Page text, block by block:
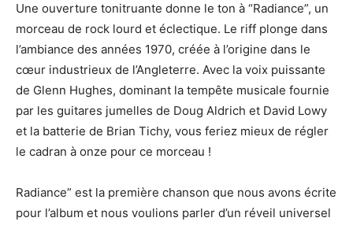
Une ouverture tonitruante donne le ton à “Radiance”, un
morceau de rock lourd et éclectique. Le riff plonge dans
l’ambiance des années 1970, créée à l’origine dans le
cœur industrieux de l’Angleterre. Avec la voix puissante
de Glenn Hughes, dominant la tempête musicale fournie
par les guitares jumelles de Doug Aldrich et David Lowy
et la batterie de Brian Tichy, vous feriez mieux de régler
le cadran à onze pour ce morceau !
Radiance” est la première chanson que nous avons écrite
pour l’album et nous voulions parler d’un réveil universel